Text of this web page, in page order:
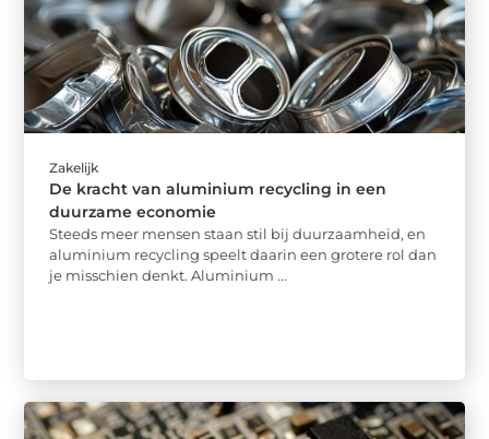
Zakelijk
De kracht van aluminium recycling in een
duurzame economie
Steeds meer mensen staan stil bij duurzaamheid, en
aluminium recycling speelt daarin een grotere rol dan
je misschien denkt. Aluminium ...